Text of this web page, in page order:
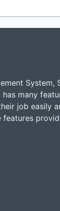
System,
many
job easily